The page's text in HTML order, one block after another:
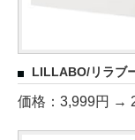
LILLABO/リラブ
価格：3,999円 →